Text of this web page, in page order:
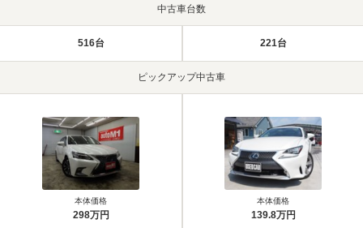
中古車台数
516台 221台
ピックアップ中古車
本体価格
298万円
本体価格
139.8万円